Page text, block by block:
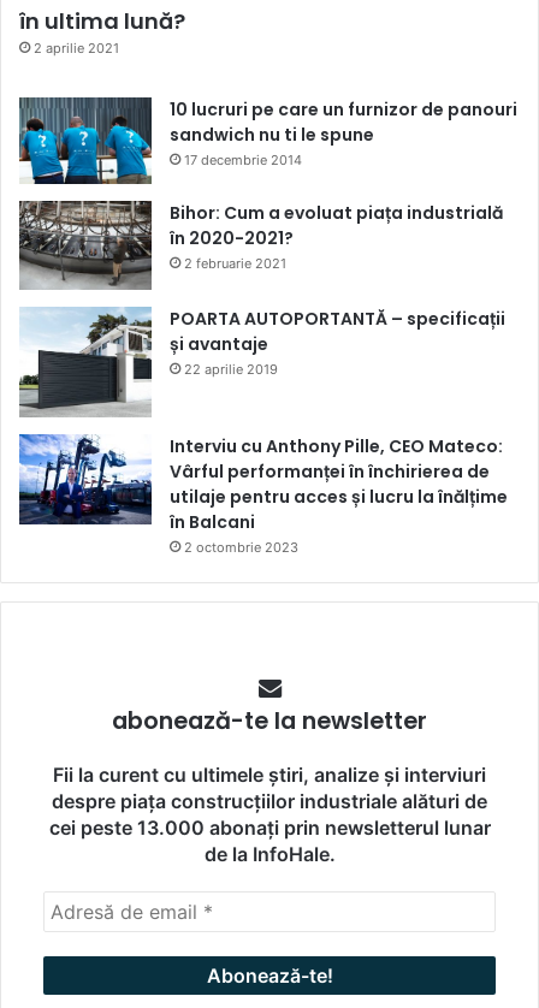
în ultima lună?
2 aprilie 2021
10 lucruri pe care un furnizor de panouri
sandwich nu ti le spune
17 decembrie 2014
Bihor: Cum a evoluat piața industrială
în 2020-2021?
2 februarie 2021
POARTA AUTOPORTANTĂ – specificații
și avantaje
22 aprilie 2019
Interviu cu Anthony Pille, CEO Mateco:
Vârful performanței în închirierea de
utilaje pentru acces și lucru la înălțime
în Balcani
2 octombrie 2023
abonează-te la newsletter
Fii la curent cu ultimele știri, analize și interviuri
despre piața construcțiilor industriale alături de
cei peste 13.000 abonați prin newsletterul lunar
de la InfoHale.